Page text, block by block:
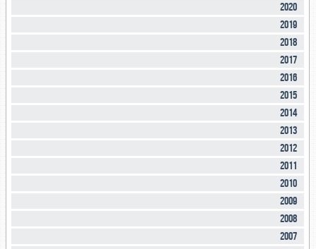
2020
2019
2018
2017
2016
2015
2014
2013
2012
2011
2010
2009
2008
2007